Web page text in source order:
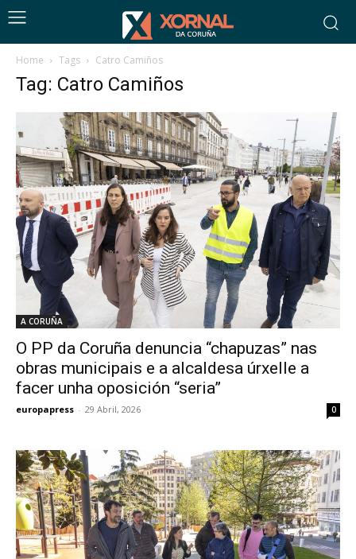
Home Tags Catro Camiños
Tag: Catro Camiños
A CORUÑA
O PP da Coruña denuncia “chapuzas” nas
obras municipais e a alcaldesa úrxelle a
facer unha oposición “seria”
europapress - 29 Abril, 2026 0